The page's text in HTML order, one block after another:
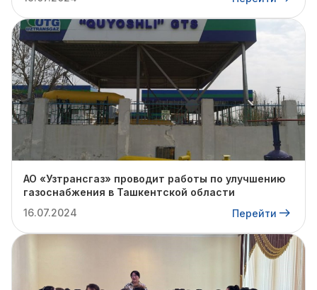
АО «Узтрансгаз» проводит работы по улучшению
газоснабжения в Ташкентской области
16.07.2024
Перейти